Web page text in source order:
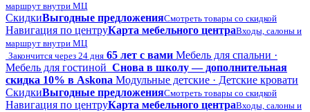
маршрут внутри МЦ
СкидкиВыгодные предложенияСмотреть товары со скидкой
Навигация по центруКарта мебельного центраВходы, салоны и
маршрут внутри МЦ
Закончится через 24 дня 65 лет с вами Мебель для спальни ·
Мебель для гостиной Снова в школу — дополнительная
скидка 10% в Askona Модульные детские · Детские кровати
СкидкиВыгодные предложенияСмотреть товары со скидкой
Навигация по центруКарта мебельного центраВходы, салоны и